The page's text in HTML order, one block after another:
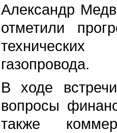
Александр
отметили
газопровода.
В ходе
вопросы
также